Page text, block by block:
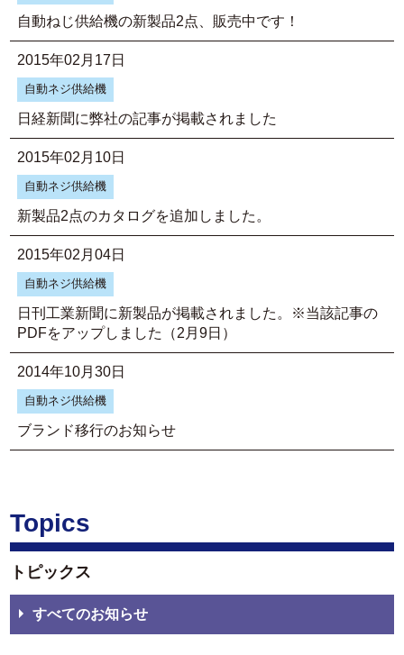
自動ねじ供給機の新製品2点、販売中です！
2015年02月17日
自動ネジ供給機
日経新聞に弊社の記事が掲載されました
2015年02月10日
自動ネジ供給機
新製品2点のカタログを追加しました。
2015年02月04日
自動ネジ供給機
日刊工業新聞に新製品が掲載されました。※当該記事の
PDFをアップしました（2月9日）
2014年10月30日
自動ネジ供給機
ブランド移行のお知らせ
Topics
トピックス
すべてのお知らせ